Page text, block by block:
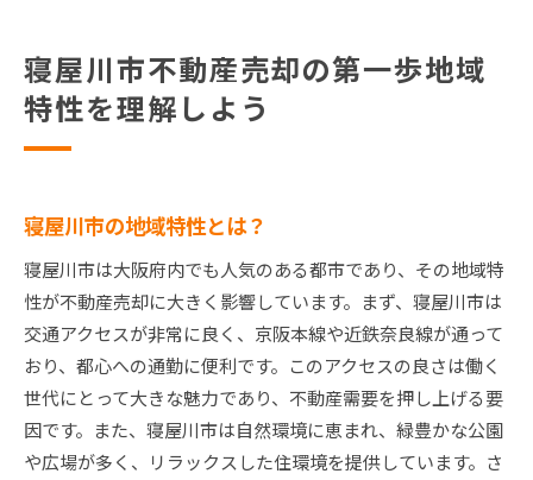
成功に導く寝屋川市不動産売却市場の動向を分析
寝屋川市の不動産市場の現状分析
市場の変化に対応するためのヒント
寝屋川市マンション売却価格を最大化するための秘
訣
高値売却を実現するための価格設定戦略
価値を引き出すリノベーションの方法
効果的な広告戦略で買い手を引き寄せる
寝屋川市不動産売却の第一歩地域
特性を理解しよう
寝屋川市の地域特性とは？
寝屋川市は大阪府内でも人気のある都市であり、その地域特
性が不動産売却に大きく影響しています。まず、寝屋川市は
交通アクセスが非常に良く、京阪本線や近鉄奈良線が通って
おり、都心への通勤に便利です。このアクセスの良さは働く
世代にとって大きな魅力であり、不動産需要を押し上げる要
因です。また、寝屋川市は自然環境に恵まれ、緑豊かな公園
や広場が多く、リラックスした住環境を提供しています。さ